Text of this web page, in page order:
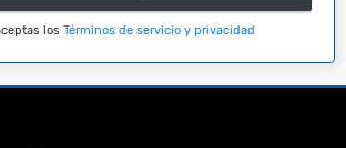
los Términos de servicio y privacidad